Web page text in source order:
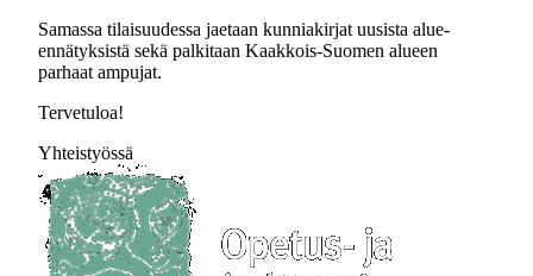
Samassa tilaisuudessa jaetaan kunniakirjat uusista alue-
ennätyksistä sekä palkitaan Kaakkois-Suomen alueen
parhaat ampujat.
Tervetuloa!
Yhteistyössä